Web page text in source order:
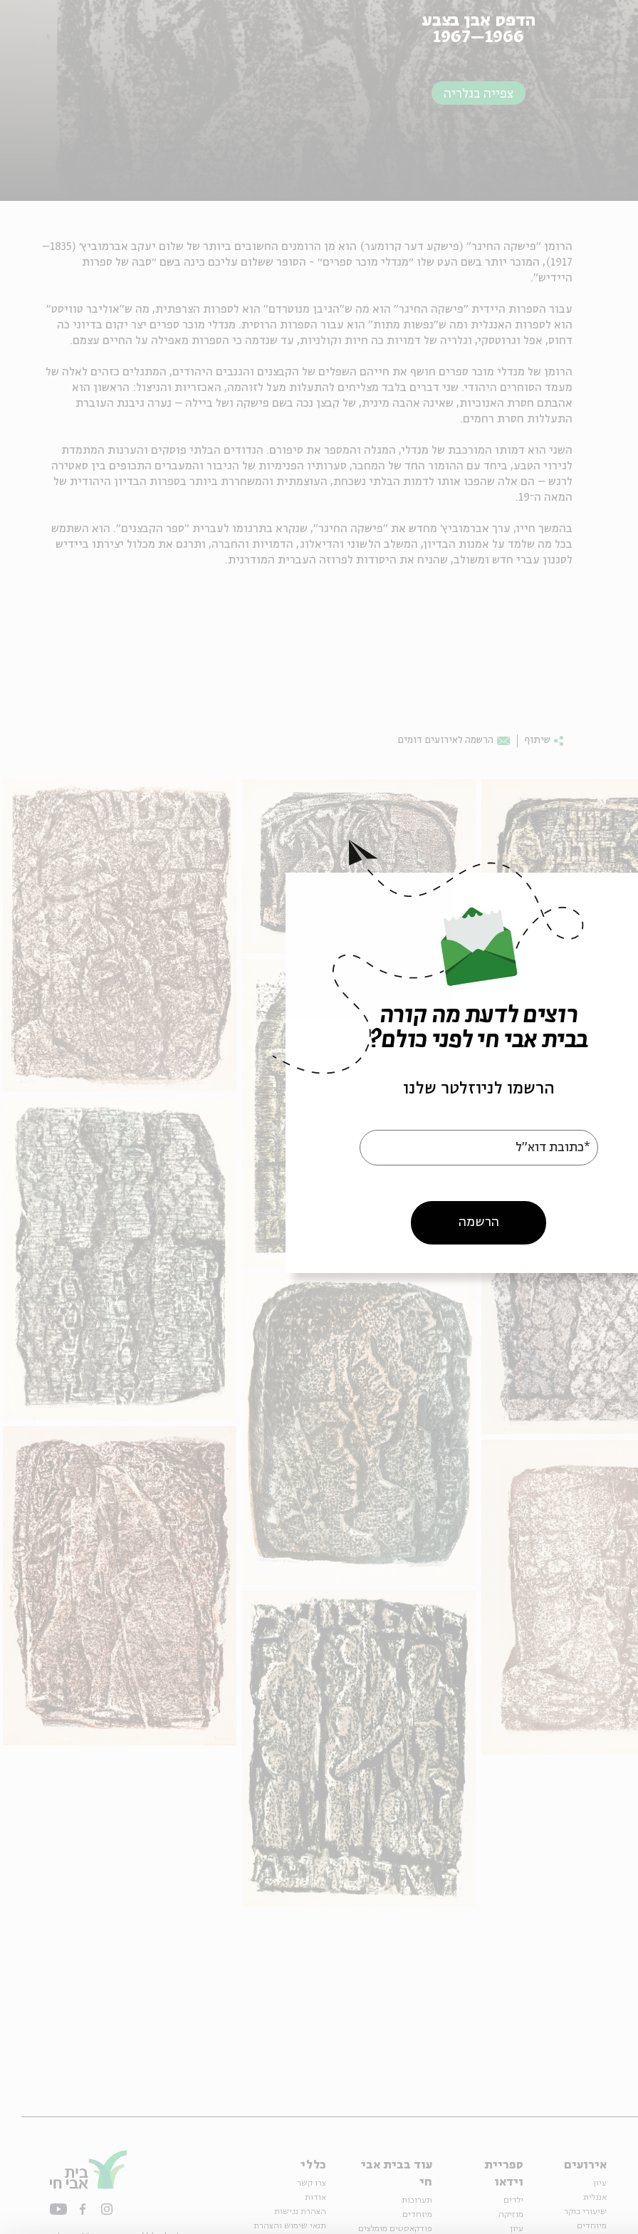
הדפס אבן בצבע
1966–1967
צפייה בגלריה
הרומן "פישקה החיגר" (פישקע דער קרומער) הוא מן הרומנים החשובים ביותר של שלום יעקב אברמוביץ׳ (1835–
1917), המוכר יותר בשם העט שלו ״מנדלי מוכר ספרים״ - הסופר ששלום עליכם כינה בשם ״סבהּ של ספרות
היידיש".
עבור הספרות היידית "פישקה החיגר" הוא מה ש"הגיבן מנוטרדם" הוא לספרות הצרפתית, מה ש"אוליבר טוויסט"
הוא לספרות האנגלית ומה ש"נפשות מתות" הוא עבור הספרות הרוסית. מנדלי מוכר ספרים יצר יקום בדיוני כה
דחוס, אפל וגרוטסקי, וגלריה של דמויות כה חיות וקולניות, עד שנדמה כי הספרות מאפילה על החיים עצמם.
הרומן של מנדלי מוכר ספרים חושף את חייהם השפלים של הקבצנים והגנבים היהודים, המתגלים כזהים לאלה של
מעמד הסוחרים היהודי. שני דברים בלבד מצליחים להתעלות מעל לזוהמה, האכזריות והניצול: הראשון הוא
אהבתם חסרת האנוכיות, שאינה אהבה מינית, של קבצן נכה בשם פישקה ושל ביילה – נערה גיבנת העוברת
התעללות חסרת רחמים.
השני הוא דמותו המורכבת של מנדלי, המגלה והמספר את סיפורם. הנדודים הבלתי פוסקים והערנות המתמדת
לגירוי הטבע, ביחד עם ההומור החד של המחבר, סערותיו הפנימיות של הגיבור והמעברים התכופים בין סאטירה
לרגש – הם אלה שהפכו אותו לדמות הבלתי נשכחת, העוצמתית והמשחררת ביותר בספרות הבדיון היהודית של
המאה ה־19.
בהמשך חייו, ערך אברמוביץ' מחדש את "פישקה החיגר", שנקרא בתרגומו לעברית "ספר הקבצנים". הוא השתמש
בכל מה שלמד על אמנות הבדיון, המשלב הלשוני והדיאלוג, הדמויות והחברה, ותרגם את מכלול יצירתו ביידיש
לסגנון עברי חדש ומשולב, שהניח את היסודות לפרוזה העברית המודרנית.
שיתוף הרשמה לאירועים דומים
אירועים
עיון
אנגלית
שיעורי בוקר
מיוחדים
ספריית
וידאו
ילדים
מוזיקה
עיון
עוד בבית אבי
חי
תערוכות
מיוחדים
פודקאסטים מומלצים
כללי
צרו קשר
אודות
הצהרת נגישות
תנאי שימוש והצהרת
רוצים לדעת מה קורה
בבית אבי חי לפני כולם?
הרשמו לניוזלטר שלנו
*כתובת דוא"ל
הרשמה